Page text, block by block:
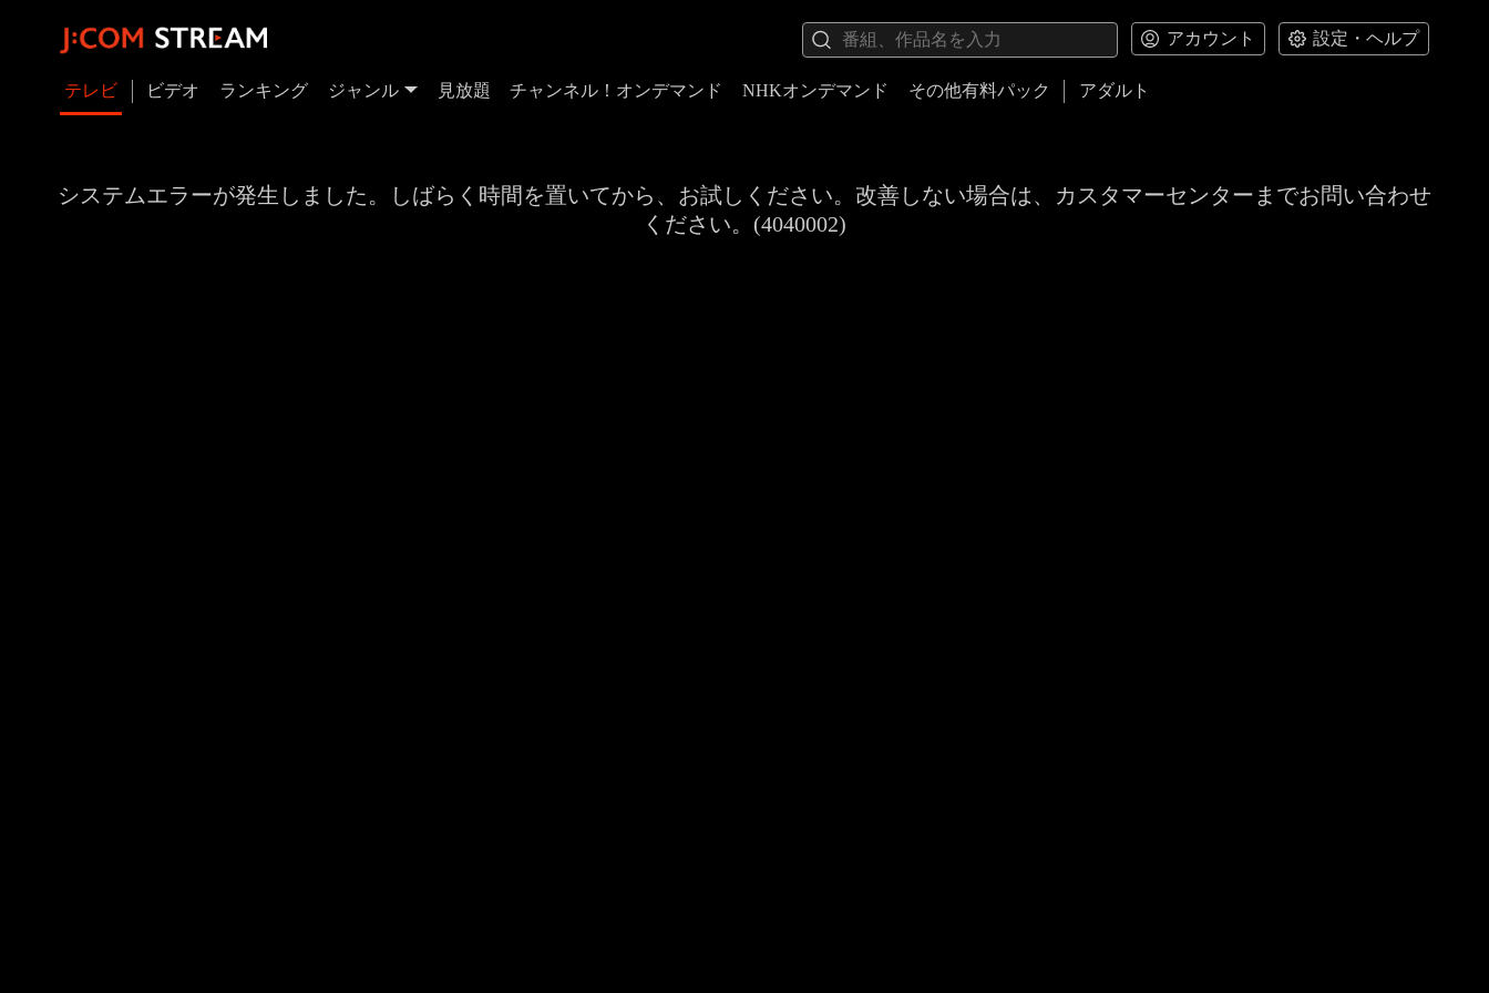
アカウント 設定・ヘルプ
テレビ ビデオ ランキング ジャンル 見放題 チャンネル！オンデマンド NHKオンデマンド その他有料パック アダルト
システムエラーが発生しました。しばらく時間を置いてから、お試しください。改善しない場合は、カスタマーセンターまでお問い合わせ
ください。(4040002)